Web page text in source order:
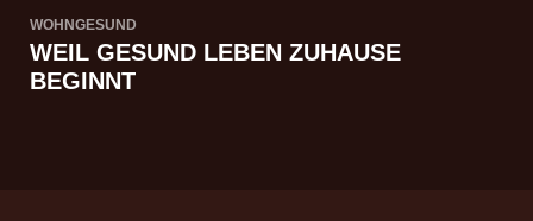
WOHNGESUND
WEIL GESUND LEBEN ZUHAUSE
BEGINNT